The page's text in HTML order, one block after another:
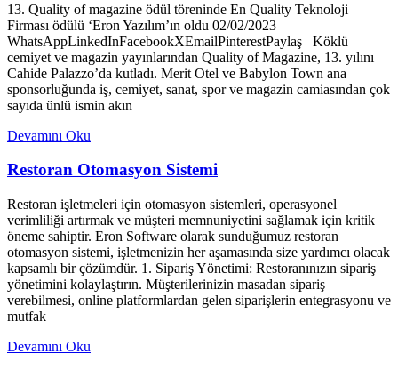
13. Quality of magazine ödül töreninde En Quality Teknoloji
Firması ödülü ‘Eron Yazılım’ın oldu 02/02/2023
WhatsAppLinkedInFacebookXEmailPinterestPaylaş Köklü
cemiyet ve magazin yayınlarından Quality of Magazine, 13. yılını
Cahide Palazzo’da kutladı. Merit Otel ve Babylon Town ana
sponsorluğunda iş, cemiyet, sanat, spor ve magazin camiasından çok
sayıda ünlü ismin akın
Devamını Oku
Restoran Otomasyon Sistemi
Restoran işletmeleri için otomasyon sistemleri, operasyonel
verimliliği artırmak ve müşteri memnuniyetini sağlamak için kritik
öneme sahiptir. Eron Software olarak sunduğumuz restoran
otomasyon sistemi, işletmenizin her aşamasında size yardımcı olacak
kapsamlı bir çözümdür. 1. Sipariş Yönetimi: Restoranınızın sipariş
yönetimini kolaylaştırın. Müşterilerinizin masadan sipariş
verebilmesi, online platformlardan gelen siparişlerin entegrasyonu ve
mutfak
Devamını Oku